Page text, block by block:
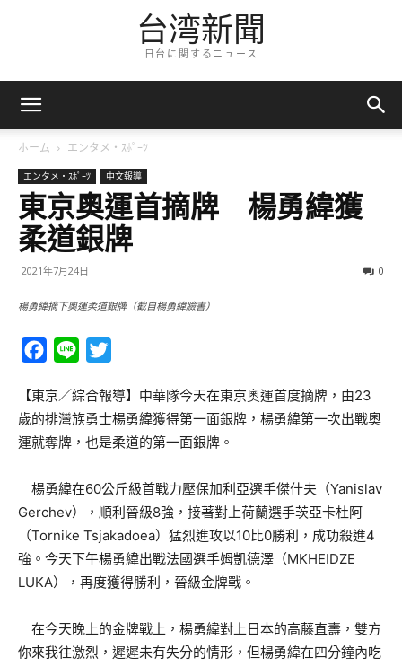
台湾新聞
日台に関するニュース
ホーム エンタメ・ｽﾎﾟｰﾂ
エンタメ・ｽﾎﾟｰﾂ 中文報導
東京奧運首摘牌 楊勇緯獲
柔道銀牌
2021年7月24日 0
楊勇緯摘下奧運柔道銀牌（截自楊勇緯臉書）
Facebook
Line
【東京／綜合報導】中華隊今天在東京奧運首度摘牌，由23
歲的排灣族勇士楊勇緯獲得第一面銀牌，楊勇緯第一次出戰奧
運就奪牌，也是柔道的第一面銀牌。
楊勇緯在60公斤級首戰力壓保加利亞選手傑什夫（Yanislav
Gerchev），順利晉級8強，接著對上荷蘭選手茨亞卡杜阿
（Tornike Tsjakadoea）猛烈進攻以10比0勝利，成功殺進4
強。今天下午楊勇緯出戰法國選手姆凱德澤（MKHEIDZE
LUKA），再度獲得勝利，晉級金牌戰。
在今天晚上的金牌戰上，楊勇緯對上日本的高藤直壽，雙方
你來我往激烈，遲遲未有失分的情形，但楊勇緯在四分鐘內吃